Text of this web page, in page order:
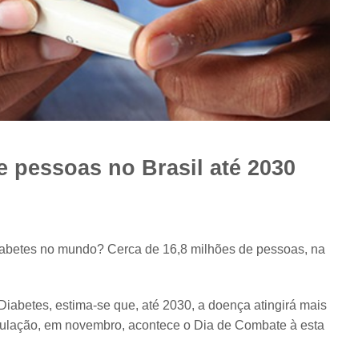
pessoas no Brasil até 2030
no mundo? Cerca de 16,8 milhões de pessoas, na
estima-se que, até 2030, a doença atingirá mais
em novembro, acontece o Dia de Combate à esta